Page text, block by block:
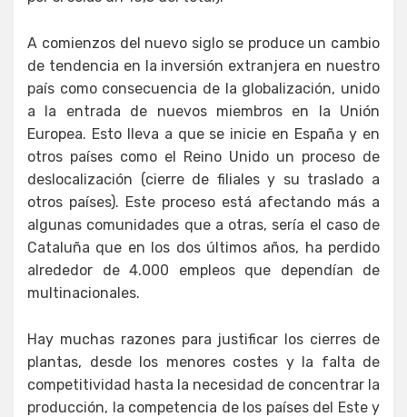
A comienzos del nuevo siglo se produce un cambio
de tendencia en la inversión extranjera en nuestro
país como consecuencia de la globalización, unido
a la entrada de nuevos miembros en la Unión
Europea. Esto lleva a que se inicie en España y en
otros países como el Reino Unido un proceso de
deslocalización (cierre de filiales y su traslado a
otros países). Este proceso está afectando más a
algunas comunidades que a otras, sería el caso de
Cataluña que en los dos últimos años, ha perdido
alrededor de 4.000 empleos que dependían de
multinacionales.
Hay muchas razones para justificar los cierres de
plantas, desde los menores costes y la falta de
competitividad hasta la necesidad de concentrar la
producción, la competencia de los países del Este y